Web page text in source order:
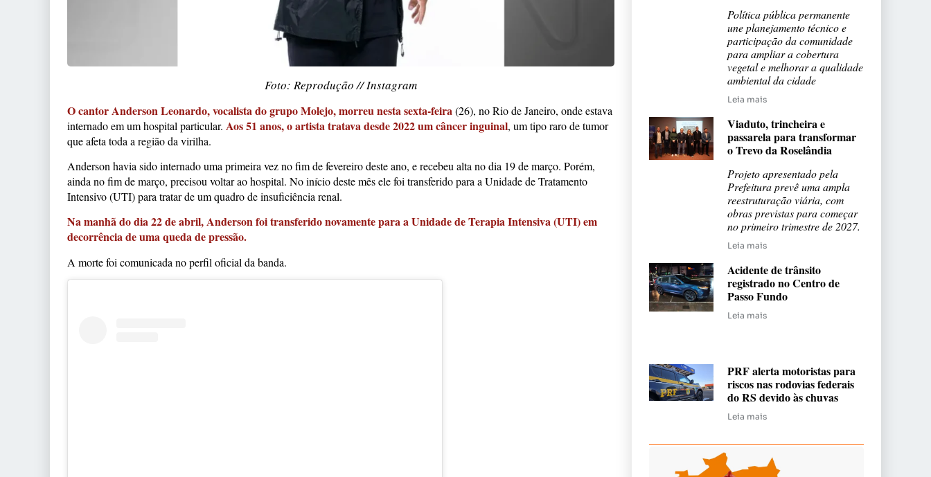
Foto: Reprodução // Instagram
O cantor Anderson Leonardo, vocalista do grupo Molejo, morreu nesta sexta-feira (26), no Rio de Janeiro, onde estava
internado em um hospital particular. Aos 51 anos, o artista tratava desde 2022 um câncer inguinal, um tipo raro de tumor
que afeta toda a região da virilha.
Anderson havia sido internado uma primeira vez no fim de fevereiro deste ano, e recebeu alta no dia 19 de março. Porém,
ainda no fim de março, precisou voltar ao hospital. No início deste mês ele foi transferido para a Unidade de Tratamento
Intensivo (UTI) para tratar de um quadro de insuficiência renal.
Na manhã do dia 22 de abril, Anderson foi transferido novamente para a Unidade de Terapia Intensiva (UTI) em
decorrência de uma queda de pressão.
A morte foi comunicada no perfil oficial da banda.
Política pública permanente
une planejamento técnico e
participação da comunidade
para ampliar a cobertura
vegetal e melhorar a qualidade
ambiental da cidade
Leia mais
Viaduto, trincheira e
passarela para transformar
o Trevo da Roselândia
Projeto apresentado pela
Prefeitura prevê uma ampla
reestruturação viária, com
obras previstas para começar
no primeiro trimestre de 2027.
Leia mais
Acidente de trânsito
registrado no Centro de
Passo Fundo
Leia mais
PRF alerta motoristas para
riscos nas rodovias federais
do RS devido às chuvas
Leia mais